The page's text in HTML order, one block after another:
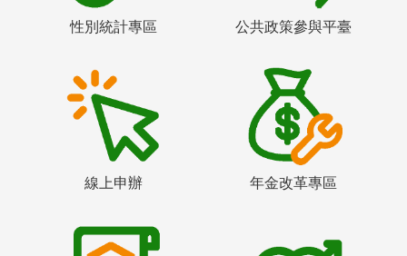
性別統計專區 公共政策參與平臺
線上申辦 年金改革專區